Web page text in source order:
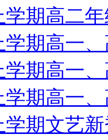
学期高二
学期高一
学期高一
学期高一
学期文艺